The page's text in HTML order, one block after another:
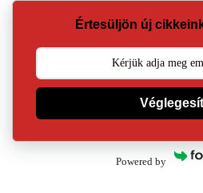
Értesüljön új
Powered by